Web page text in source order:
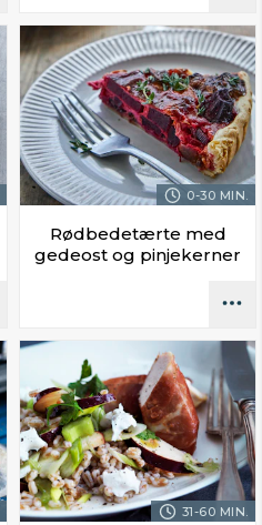
0-30 MIN.
Rødbedetærte med
gedeost og pinjekerner
31-60 MIN.